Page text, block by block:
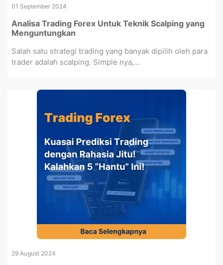
01 September 2024
Analisa Trading Forex Untuk Teknik Scalping yang
Menguntungkan
Salah satu strategi trading yang banyak dipilih oleh para
trader adalah scalping. Simple nya,...
29 August 2024